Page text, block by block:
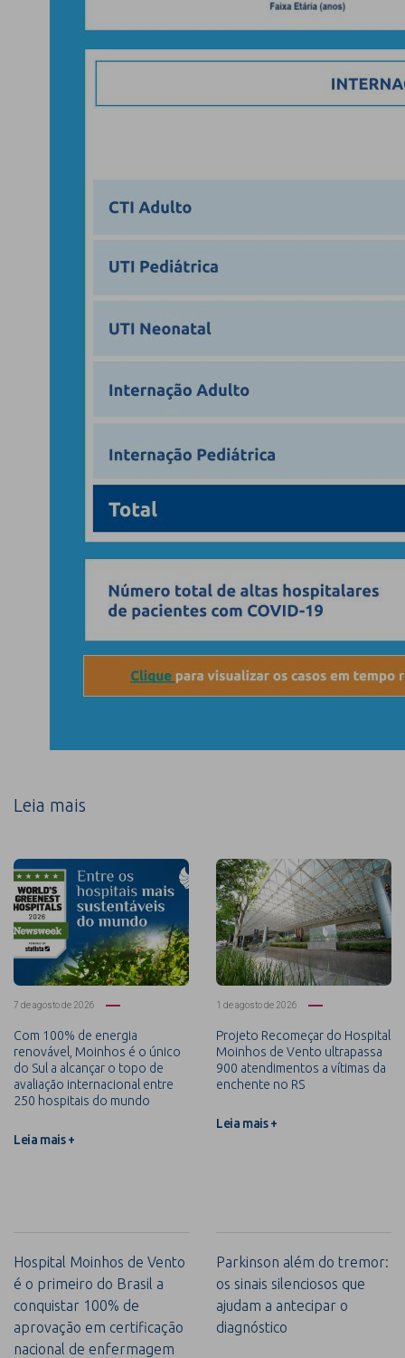
Leia mais
7 de agosto de 2026
Com 100% de energia
renovável, Moinhos é o único
do Sul a alcançar o topo de
avaliação internacional entre
250 hospitais do mundo
Leia mais +
1 de agosto de 2026
Projeto Recomeçar do Hospital
Moinhos de Vento ultrapassa
900 atendimentos a vítimas da
enchente no RS
Leia mais +
Hospital Moinhos de Vento
é o primeiro do Brasil a
conquistar 100% de
aprovação em certificação
nacional de enfermagem
Parkinson além do tremor:
os sinais silenciosos que
ajudam a antecipar o
diagnóstico